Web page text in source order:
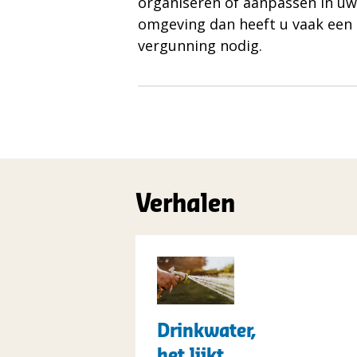
omgeving dan heeft u vaak een
vergunning nodig.
Verhalen
t("Lees
meer
over")
Drinkwater,
het
Drinkwater,